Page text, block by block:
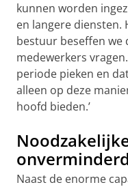
kunnen worden
en langere diensten.
bestuur beseffen we
medewerkers
periode pieken en
alleen op deze
hoofd bieden.’
Naast de enorme